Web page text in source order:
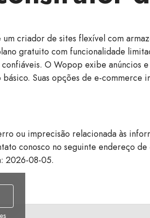
criador de sites flexível com
gratuito com funcionalidade
O Wopop exibe anúncios
básico. Suas opções de e-commerce
ou imprecisão relacionada às
conosco no seguinte endereço de
2026-08-05.